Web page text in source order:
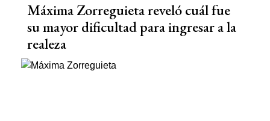
Máxima Zorreguieta reveló cuál fue
su mayor dificultad para ingresar a la
realeza